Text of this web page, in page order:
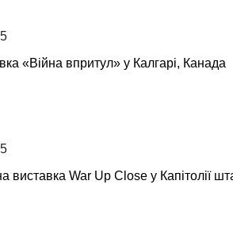
«Війна впритул» у Калгарі, Канада
виставка War Up Close у Капітолії